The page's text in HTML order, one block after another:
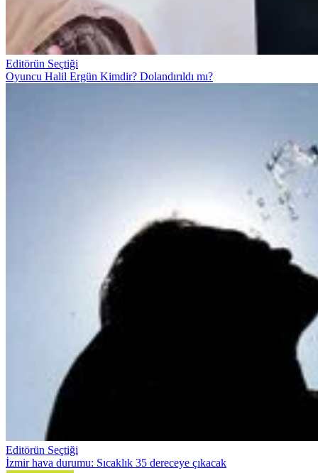
Editörün Seçtiği
Oyuncu Halil Ergün Kimdir? Dolandırıldı mı?
Editörün Seçtiği
İzmir hava durumu: Sıcaklık 35 dereceye çıkacak